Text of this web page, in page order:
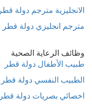
الانجليزية مترجم دولة قطر
مترجم انجليزي دولة قطر
وظائف الرعاية الصحية
طبيب الأطفال دولة قطر
الطبيب النفسي دولة قطر
اخصائي بصريات دولة قطر